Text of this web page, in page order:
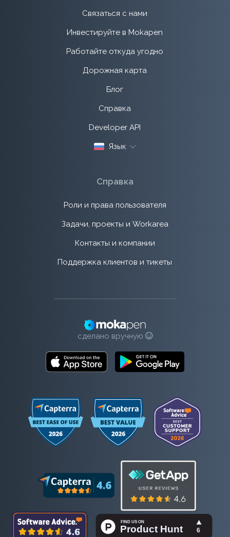
Связаться с нами
Инвестируйте в Mokapen
Работайте откуда угодно
Дорожная карта
Блог
Справка
Developer API
Язык
Справка
Роли и права пользователя
Задачи, проекты и Workarea
Контакты и компании
Поддержка клиентов и тикеты
сделано вручную